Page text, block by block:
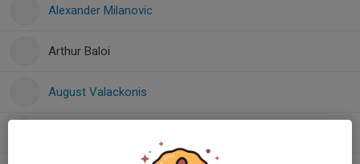
Alexander Milanovic
Arthur Baloi
August Valackonis